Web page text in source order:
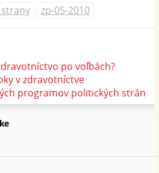
zp-05-2010
po voľbách?
v zdravotníctve
programov politických strán